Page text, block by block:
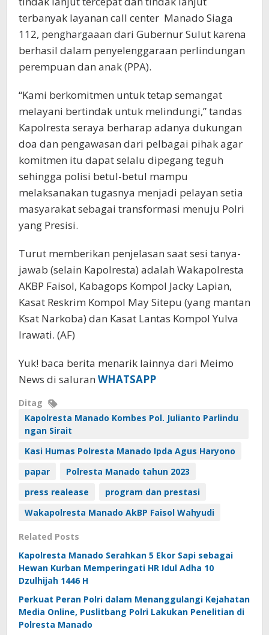
terbanyak layanan call center Manado Siaga
112, penghargaaan dari Gubernur Sulut karena
berhasil dalam penyelenggaraan perlindungan
perempuan dan anak (PPA).
“Kami berkomitmen untuk tetap semangat
melayani bertindak untuk melindungi,” tandas
Kapolresta seraya berharap adanya dukungan
doa dan pengawasan dari pelbagai pihak agar
komitmen itu dapat selalu dipegang teguh
sehingga polisi betul-betul mampu
melaksanakan tugasnya menjadi pelayan setia
masyarakat sebagai transformasi menuju Polri
yang Presisi.
Turut memberikan penjelasan saat sesi tanya-
jawab (selain Kapolresta) adalah Wakapolresta
AKBP Faisol, Kabagops Kompol Jacky Lapian,
Kasat Reskrim Kompol May Sitepu (yang mantan
Ksat Narkoba) dan Kasat Lantas Kompol Yulva
Irawati. (AF)
Yuk! baca berita menarik lainnya dari Meimo
News di saluran WHATSAPP
Ditag
Kapolresta Manado Kombes Pol. Julianto Parlindu
ngan Sirait
Kasi Humas Polresta Manado Ipda Agus Haryono
papar
Polresta Manado tahun 2023
press realease
program dan prestasi
Wakapolresta Manado AkBP Faisol Wahyudi
Related Posts
Kapolresta Manado Serahkan 5 Ekor Sapi sebagai
Hewan Kurban Memperingati HR Idul Adha 10
Dzulhijah 1446 H
Perkuat Peran Polri dalam Menanggulangi Kejahatan
Media Online, Puslitbang Polri Lakukan Penelitian di
Polresta Manado